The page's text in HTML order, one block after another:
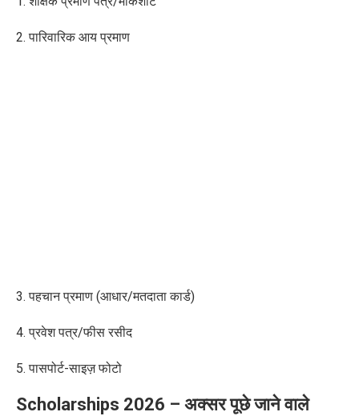
2. पारिवारिक आय प्रमाण
3. पहचान प्रमाण (आधार/मतदाता कार्ड)
4. प्रवेश पत्र/फीस रसीद
5. पासपोर्ट-साइज़ फोटो
Scholarships 2026 – अक्सर पूछे जाने वाले